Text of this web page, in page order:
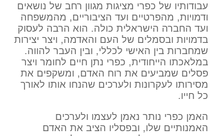
עבודותיו של כפרי מציגות מגוון רחב של נושאים
ודמויות, מהפרטיים ועד הציבוריים, מהמשפחה
ועד החברה הישראלית כולה. הוא הרבה לעסוק
בדמויות ובסמלים של העם והאדמה, ויצר יצירות
שמחברות בין האישי לכללי, ובין העבר להווה.
במלאכתו הייחודית, כפרי נתן חיים לחומר ויצר
פסלים שמביעים את רוח האדם, ומשקפים את
מסירותו לעקרונות ולערכים שהנחו אותו לאורך
כל חייו.
האמן כפרי נותר נאמן לעצמו ולערכים
האמנותיים שלו, ובפסליו הציב את האדם